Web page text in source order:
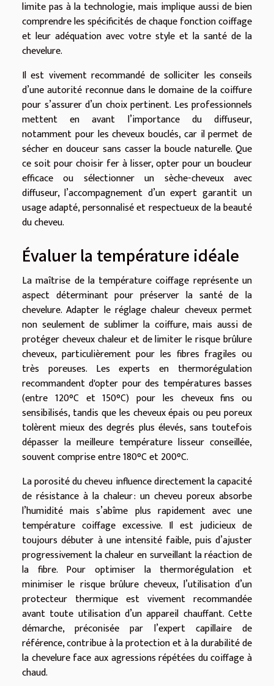
limite pas à la technologie, mais implique aussi de bien
comprendre les spécificités de chaque fonction coiffage
et leur adéquation avec votre style et la santé de la
chevelure.
Il est vivement recommandé de solliciter les conseils
d’une autorité reconnue dans le domaine de la coiffure
pour s’assurer d’un choix pertinent. Les professionnels
mettent en avant l’importance du diffuseur,
notamment pour les cheveux bouclés, car il permet de
sécher en douceur sans casser la boucle naturelle. Que
ce soit pour choisir fer à lisser, opter pour un boucleur
efficace ou sélectionner un sèche-cheveux avec
diffuseur, l’accompagnement d’un expert garantit un
usage adapté, personnalisé et respectueux de la beauté
du cheveu.
Évaluer la température idéale
La maîtrise de la température coiffage représente un
aspect déterminant pour préserver la santé de la
chevelure. Adapter le réglage chaleur cheveux permet
non seulement de sublimer la coiffure, mais aussi de
protéger cheveux chaleur et de limiter le risque brûlure
cheveux, particulièrement pour les fibres fragiles ou
très poreuses. Les experts en thermorégulation
recommandent d'opter pour des températures basses
(entre 120°C et 150°C) pour les cheveux fins ou
sensibilisés, tandis que les cheveux épais ou peu poreux
tolèrent mieux des degrés plus élevés, sans toutefois
dépasser la meilleure température lisseur conseillée,
souvent comprise entre 180°C et 200°C.
La porosité du cheveu influence directement la capacité
de résistance à la chaleur : un cheveu poreux absorbe
l’humidité mais s’abîme plus rapidement avec une
température coiffage excessive. Il est judicieux de
toujours débuter à une intensité faible, puis d’ajuster
progressivement la chaleur en surveillant la réaction de
la fibre. Pour optimiser la thermorégulation et
minimiser le risque brûlure cheveux, l’utilisation d’un
protecteur thermique est vivement recommandée
avant toute utilisation d’un appareil chauffant. Cette
démarche, préconisée par l’expert capillaire de
référence, contribue à la protection et à la durabilité de
la chevelure face aux agressions répétées du coiffage à
chaud.